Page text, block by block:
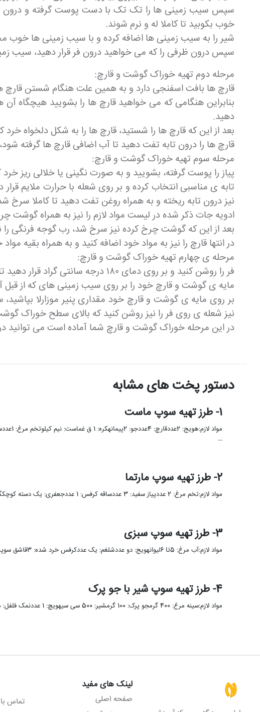
سپس سیب زمینی ها را تک تک با دست پوست گرفته و درون
خوب بکوبید تا کاملا له و نرم شوند.
شیر را به سیب زمینی ها اضافه کرده و با سیب زمینی ها خوب
سپس درون ظرفی را که می خواهید درون فر قرار دهید، سیب
مرحله دوم تهیه خوراک گوشت و قارچ:
قارچ ها بافت اسفنجی دارد و به همین علت هنگام شستن
بنابراین هنگامی که می خواهید قارچ ها را بشویید هیچگاه
دهید.
بعد از این که قارچ ها را شستید، قارچ ها را به شکل دلخواه خرد
قارچ ها را درون تابه تفت دهید تا آب اضافی قارچ ها گرفته
مرحله سوم تهیه خوراک گوشت و قارچ:
پیاز را پوست گرفته، بشویید و به صورت نگینی یا خلالی ریز خرد
تابه ی مناسبی انتخاب کرده و بر روی شعله با حرارت ملایم
نیز درون تابه ریخته و به همراه روغن تفت دهید تا کاملا سرخ
ادویه جات ذکر شده در لیست مواد لازم را نیز به همراه گوشت
بعد از این که گوشت چرخ کرده نیز سرخ شد، رب گوجه فرنگی را
در انتها قارچ را نیز به مواد خود اضافه کنید و به همراه بقیه
مرحله ی چهارم تهیه خوراک گوشت و قارچ:
فر را روشن کنید و بر روی دمای ۱۸۰ درجه سانتی گراد قرار دهید تا گرم شود.
مایه ی گوشت و قارچ خود را بر روی سیب زمینی های که از قبل
نیز شعله ی روی فر را نیز روشن کنید که بالای سطح خوراک
در این مرحله خوراک گوشت و قارچ شما آماده است می
دستور پخت های مشابه
1- طرز تهیه سوپ ماست
…
2- طرز تهیه سوپ مارتما
مواد لازم:تخم مرغ: 2 عددپیاز سفید: 3 عددساقه کرفس: 1 عددجعفری: یک دسته کوچکگوجه فرنگی: 5 عددروغن زیتون: 5 قاشق …
3- طرز تهیه سوپ سبزی
مواد لازم:آب مرغ: 5تا 6لیوانهویج: دو عددشلغم: یک عددکرفس خرد شده: 3قاشق سوپخوریپیازخرد شده: 3قاشق سوپخوریتره فرنگی خرد شده: یک …
4- طرز تهیه سوپ شیر با جو پرک
مواد لازم:سینه مرغ: 400 گرمجو پرک: 100 گرمشیر: 500 سی سیهویچ: 1 عددنمک فلفل: مقدار کافیابلیمو: 1 قاشق غذاخوریپیاز: 1 …
لینک های مفید
صفحه اصلی
تماس